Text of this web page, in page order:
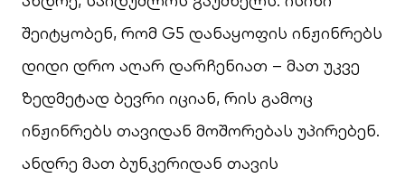
შეიტყობენ, რომ G5 დანაყოფის ინჟინრებს
დიდი დრო აღარ დარჩენიათ – მათ უკვე
ზედმეტად ბევრი იციან, რის გამოც
ინჟინრებს თავიდან მოშორებას უპირებენ.
ანდრე მათ ბუნკერიდან თავის